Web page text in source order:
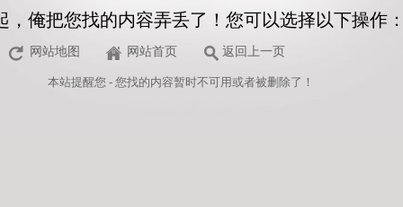
，俺把您找的内容弄丢了！您可以选择以下操作
网站地图 网站首页 返回上一页
本站提醒您 - 您找的内容暂时不可用或者被删除了！